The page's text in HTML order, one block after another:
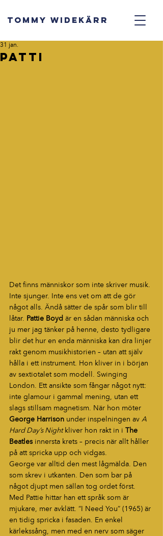
TOMMY WIDEKÄRR
Patti
31 jan.
Det finns människor som inte skriver musik.
Inte sjunger. Inte ens vet om att de gör
något alls. Ändå sätter de spår som blir till
låtar. Pattie Boyd är en sådan människa och
ju mer jag tänker på henne, desto tydligare
blir det hur en enda människa kan dra linjer
rakt genom musikhistorien – utan att själv
hålla i ett instrument. Hon kliver in i början
av sextiotalet som modell. Swinging
London. Ett ansikte som fångar något nytt:
inte glamour i gammal mening, utan ett
slags stillsam magnetism. När hon möter
George Harrison under inspelningen av A
Hard Day’s Night kliver hon rakt in i
The
Beatles innersta krets – precis när allt håller
på att spricka upp och vidgas.
George var alltid den mest lågmälda. Den
som skrev i utkanten. Den som bar på
något djupt men sällan tog ordet först.
Med Pattie hittar han ett språk som är
mjukare, mer avklätt. “I Need You” (1965) är
en tidig spricka i fasaden. En enkel
kärlekssång, men med en nerv som säger